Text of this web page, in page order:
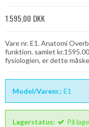
1.595,00 DKK
Vare nr. E1. Anatomi
funktion. samlet
fysiologien, er dette
Model/Varenr.: E1
Lagerstatus: På